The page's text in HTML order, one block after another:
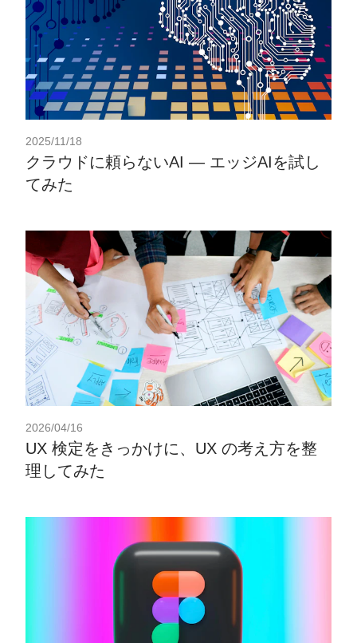
2025/11/18
クラウドに頼らないAI ― エッジAIを試し
てみた
2026/04/16
UX 検定をきっかけに、UX の考え方を整
理してみた